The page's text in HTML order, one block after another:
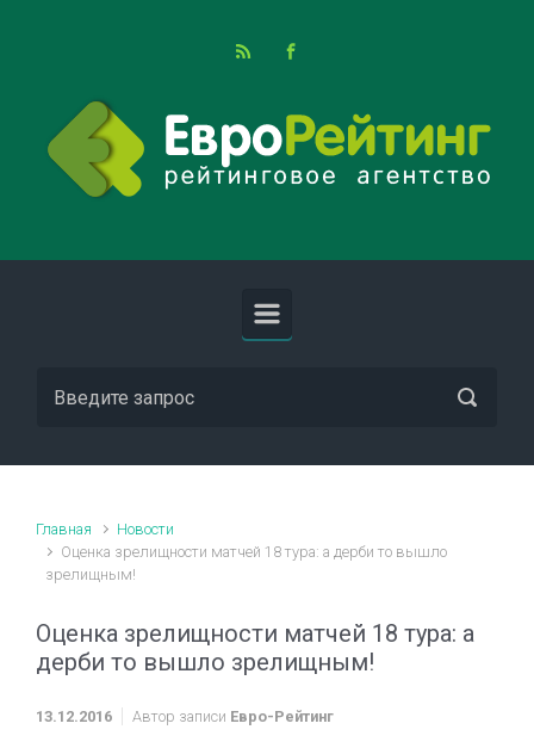
Главная
Новости
Оценка зрелищности матчей 18 тура: а дерби то вышло
зрелищным!
Оценка зрелищности матчей 18 тура: а
дерби то вышло зрелищным!
13.12.2016 Автор записи Евро-Рейтинг